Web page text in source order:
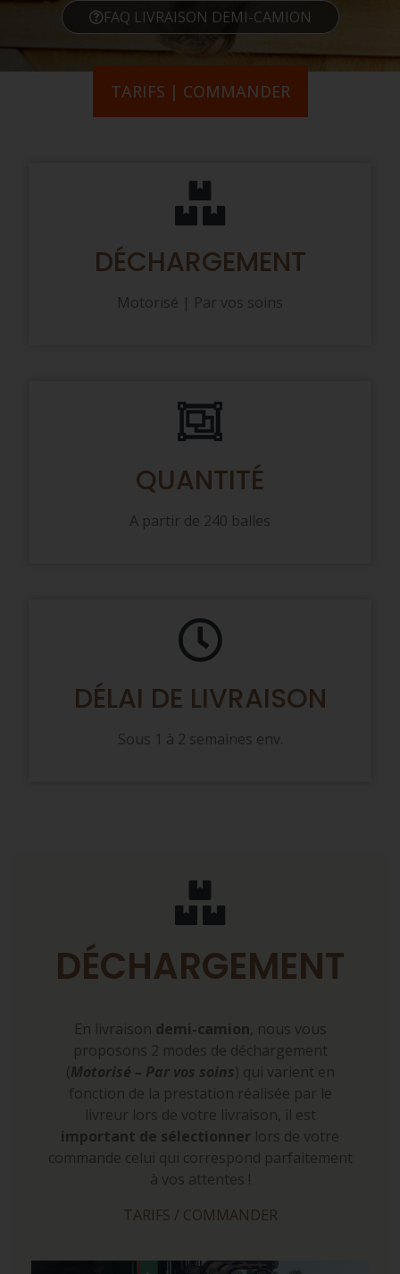
FAQ LIVRAISON DEMI-CAMION
TARIFS | COMMANDER
DÉCHARGEMENT
Motorisé | Par vos soins
QUANTITÉ
A partir de 240 balles
DÉLAI DE LIVRAISON
Sous 1 à 2 semaines env.
DÉCHARGEMENT
En livraison demi-camion , nous vous
proposons 2 modes de déchargement
(Motorisé – Par vos soins) qui varient en
fonction de la prestation réalisée par le
livreur lors de votre livraison, il est
important de sélectionner lors de votre
commande celui qui correspond parfaitement
à vos attentes !
TARIFS / COMMANDER